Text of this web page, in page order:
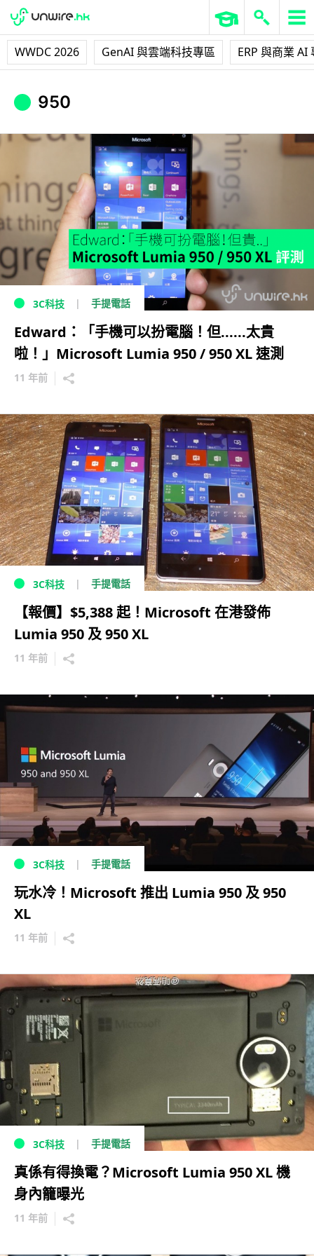
WWDC 2026 GenAI 與雲端科技專區 ERP 與商業 AI
950
3C科技 手提電話
Edward：「手機可以扮電腦！但......太貴
啦！」Microsoft Lumia 950 / 950 XL 速測
11 年前
3C科技 手提電話
【報價】$5,388 起！Microsoft 在港發佈
Lumia 950 及 950 XL
11 年前
3C科技 手提電話
玩水冷！Microsoft 推出 Lumia 950 及 950
XL
11 年前
3C科技 手提電話
真係有得換電？Microsoft Lumia 950 XL 機
身內籠曝光
11 年前